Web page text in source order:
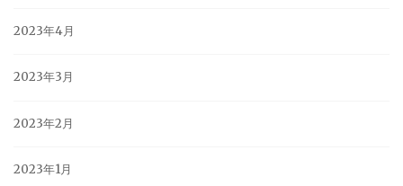
2023年4月
2023年3月
2023年2月
2023年1月